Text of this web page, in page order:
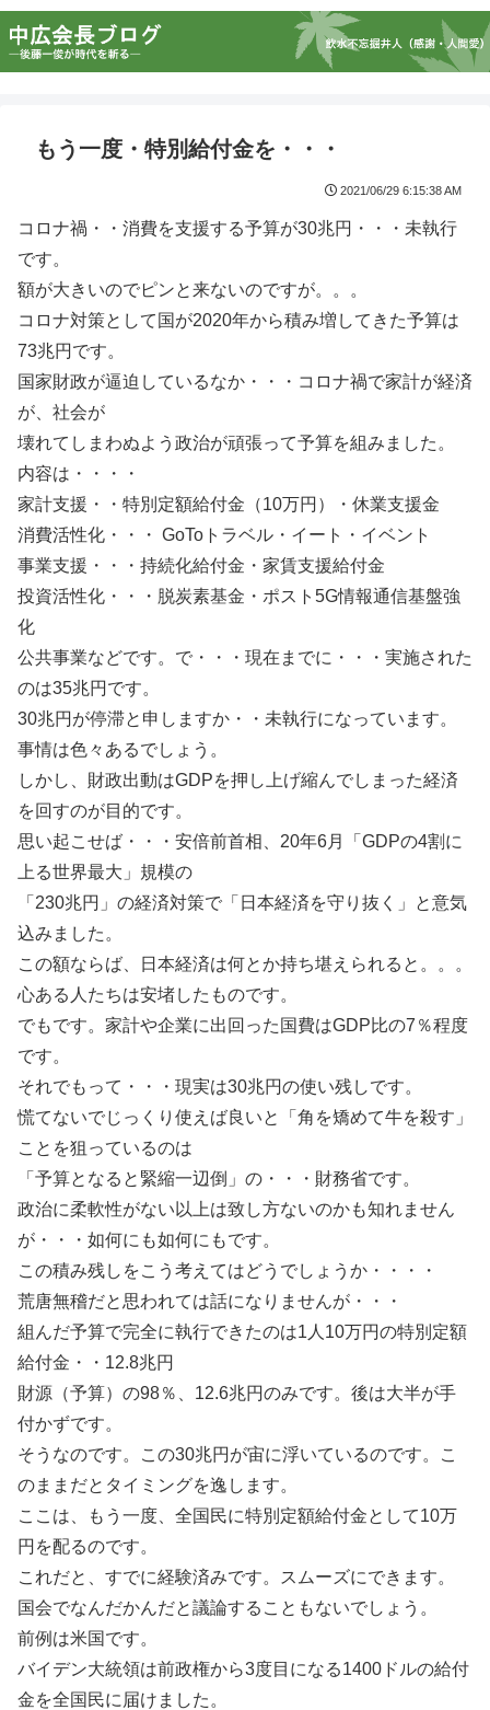
もう一度・特別給付金を・・・
2021/06/29 6:15:38 AM
コロナ禍・・消費を支援する予算が30兆円・・・未執行
です。
額が大きいのでピンと来ないのですが。。。
コロナ対策として国が2020年から積み増してきた予算は
73兆円です。
国家財政が逼迫しているなか・・・コロナ禍で家計が経済
が、社会が
壊れてしまわぬよう政治が頑張って予算を組みました。
内容は・・・・
家計支援・・特別定額給付金（10万円）・休業支援金
消費活性化・・・ GoToトラベル・イート・イベント
事業支援・・・持続化給付金・家賃支援給付金
投資活性化・・・脱炭素基金・ポスト5G情報通信基盤強
化
公共事業などです。で・・・現在までに・・・実施された
のは35兆円です。
30兆円が停滞と申しますか・・未執行になっています。
事情は色々あるでしょう。
しかし、財政出動はGDPを押し上げ縮んでしまった経済
を回すのが目的です。
思い起こせば・・・安倍前首相、20年6月「GDPの4割に
上る世界最大」規模の
「230兆円」の経済対策で「日本経済を守り抜く」と意気
込みました。
この額ならば、日本経済は何とか持ち堪えられると。。。
心ある人たちは安堵したものです。
でもです。家計や企業に出回った国費はGDP比の7％程度
です。
それでもって・・・現実は30兆円の使い残しです。
慌てないでじっくり使えば良いと「角を矯めて牛を殺す」
ことを狙っているのは
「予算となると緊縮一辺倒」の・・・財務省です。
政治に柔軟性がない以上は致し方ないのかも知れません
が・・・如何にも如何にもです。
この積み残しをこう考えてはどうでしょうか・・・・
荒唐無稽だと思われては話になりませんが・・・
組んだ予算で完全に執行できたのは1人10万円の特別定額
給付金・・12.8兆円
財源（予算）の98％、12.6兆円のみです。後は大半が手
付かずです。
そうなのです。この30兆円が宙に浮いているのです。こ
のままだとタイミングを逸します。
ここは、もう一度、全国民に特別定額給付金として10万
円を配るのです。
これだと、すでに経験済みです。スムーズにできます。
国会でなんだかんだと議論することもないでしょう。
前例は米国です。
バイデン大統領は前政権から3度目になる1400ドルの給付
金を全国民に届けました。